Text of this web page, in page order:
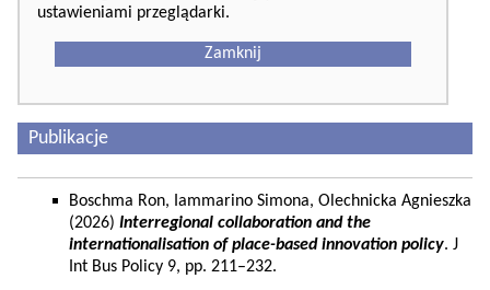
ustawieniami przeglądarki.
Zamknij
Publikacje
Boschma Ron, Iammarino Simona, Olechnicka Agnieszka
(2026) Interregional collaboration and the
internationalisation of place-based innovation policy. J
Int Bus Policy 9, pp. 211–232.